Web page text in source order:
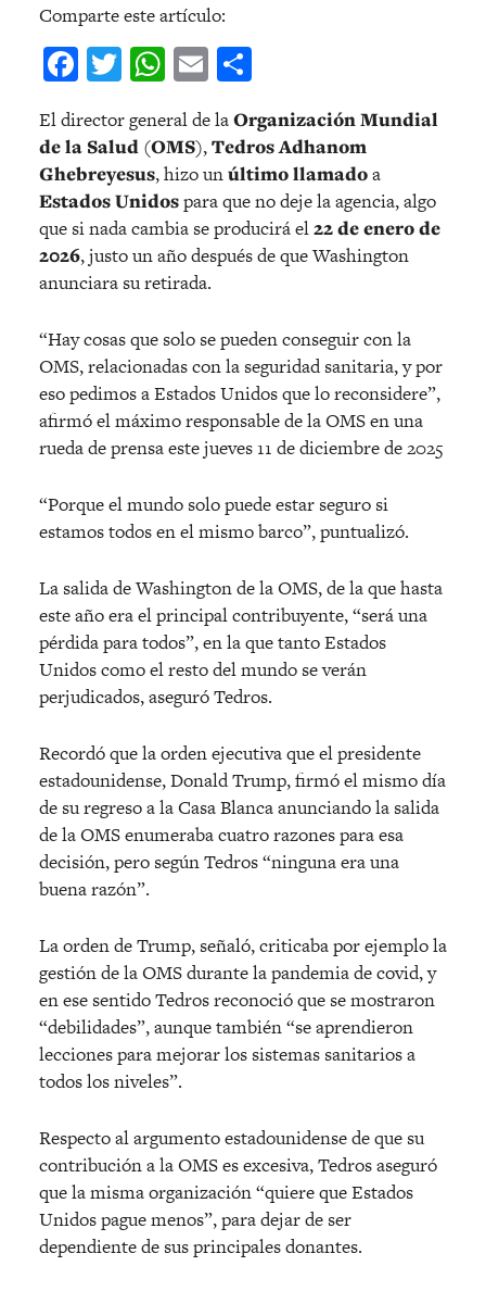
Comparte este artículo:
Facebook
Twitter
WhatsApp
Email
El director general de laOrganización Mundial
de la Salud (OMS),Tedros Adhanom
Ghebreyesus, hizo unúltimo llamadoa
Estados Unidospara que no deje la agencia, algo
que si nada cambia se producirá el22 de enero de
2026, justo un año después de que Washington
anunciara su retirada.
“Hay cosas que solo se pueden conseguir con la
OMS, relacionadas con la seguridad sanitaria, y por
eso pedimos a Estados Unidos que lo reconsidere”,
afirmó el máximo responsable de la OMS en una
rueda de prensa este jueves 11 de diciembre de 2025
“Porque el mundo solo puede estar seguro si
estamos todos en el mismo barco”, puntualizó.
La salida de Washington de la OMS, de la que hasta
este año era el principal contribuyente, “será una
pérdida para todos”, en la que tanto Estados
Unidos como el resto del mundo se verán
perjudicados, aseguró Tedros.
Recordó que la orden ejecutiva que el presidente
estadounidense, Donald Trump, firmó el mismo día
de su regreso a la Casa Blanca anunciando la salida
de la OMS enumeraba cuatro razones para esa
decisión, pero según Tedros “ninguna era una
buena razón”.
La orden de Trump, señaló, criticaba por ejemplo la
gestión de la OMS durante la pandemia de covid, y
en ese sentido Tedros reconoció que se mostraron
“debilidades”, aunque también “se aprendieron
lecciones para mejorar los sistemas sanitarios a
todos los niveles”.
Respecto al argumento estadounidense de que su
contribución a la OMS es excesiva, Tedros aseguró
que la misma organización “quiere que Estados
Unidos pague menos”, para dejar de ser
dependiente de sus principales donantes.